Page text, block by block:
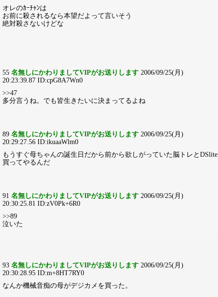
オレのｶｰﾁｬﾝは
お前に殺されるなら本望だよって言いそう
絶対殺さないけどな
55 名無しにかわりましてVIPがお送りします 2006/09/25(月)
20:23:39.87 ID:cpG8A7Wn0
>>47
多分言うね。でも皆生きたいに決まってるよね
89 名無しにかわりましてVIPがお送りします 2006/09/25(月)
20:29:27.56 ID:ikuaaWlm0
もうすぐ母ちゃんの誕生日だから前から欲しがっていた脳トレとDSlite
買ってやるんだ
91 名無しにかわりましてVIPがお送りします 2006/09/25(月)
20:30:25.81 ID:zV0Pk+6R0
>>89
泣いた
93 名無しにかわりましてVIPがお送りします 2006/09/25(月)
20:30:28.95 ID:m+8HT7RY0
なんか機械音痴の母がデジカメを買った。